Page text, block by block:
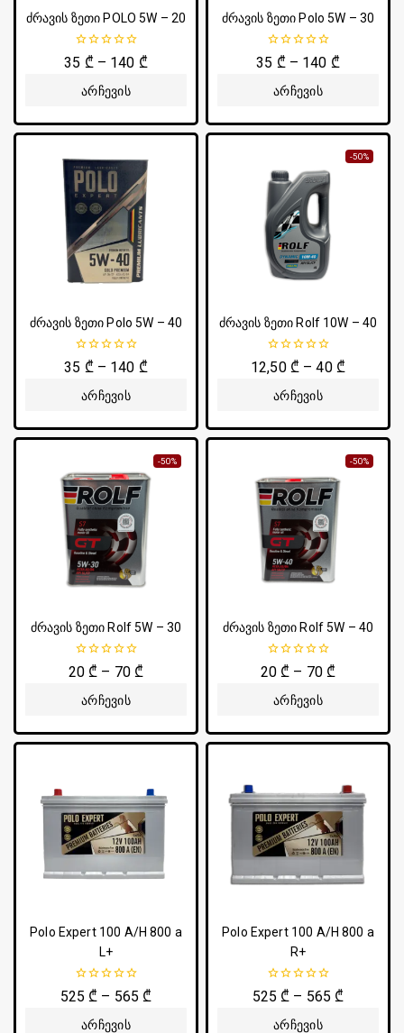
ძრავის ზეთი POLO 5W – 20
0
5-
დან
35 ₾ – 140 ₾
Არჩევის
ძრავის ზეთი Polo 5W – 30
0
5-
დან
35 ₾ – 140 ₾
Არჩევის
ძრავის ზეთი Polo 5W – 40
0
5-
დან
35 ₾ – 140 ₾
Არჩევის
-50%
ძრავის ზეთი Rolf 10W – 40
0
5-
დან
12,50 ₾ – 40 ₾
Არჩევის
-50%
ძრავის ზეთი Rolf 5W – 30
0
5-
დან
20 ₾ – 70 ₾
Არჩევის
-50%
ძრავის ზეთი Rolf 5W – 40
0
5-
დან
20 ₾ – 70 ₾
Არჩევის
Polo Expert 100 A/H 800 a
L+
0
5-
დან
525 ₾ – 565 ₾
Არჩევის
Polo Expert 100 A/H 800 a
R+
0
5-
დან
525 ₾ – 565 ₾
Არჩევის